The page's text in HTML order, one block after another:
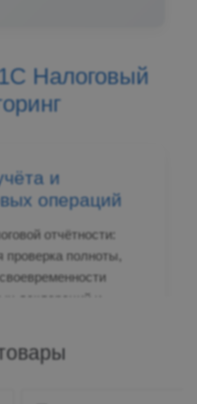
Налоговый
и
операций
отчётности:
проверка полноты,
деклараций и
обязательств: